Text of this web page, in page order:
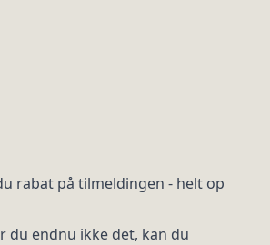
rabat på tilmeldingen - helt op
endnu ikke det, kan du